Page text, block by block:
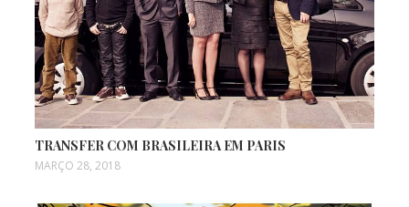
TRANSFER COM BRASILEIRA EM PARIS
MARÇO 28, 2018